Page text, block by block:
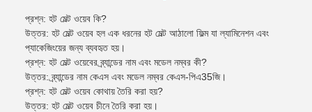
প্রশ্ন: হট মেল্ট ওয়েব কি?
উত্তর: হট মেল্ট ওয়েব হল এক ধরনের হট মেল্ট আঠালো ফিল্ম যা ল্যামিনেশন এবং
প্যাকেজিংয়ের জন্য ব্যবহৃত হয়।
প্রশ্ন: হট মেল্ট ওয়েবের ব্র্যান্ডের নাম এবং মডেল নম্বর কী?
উত্তর: ব্র্যান্ডের নাম কেএস এবং মডেল নম্বর কেএস-পিএ35জি।
প্রশ্ন: হট মেল্ট ওয়েব কোথায় তৈরি করা হয়?
উত্তর: হট মেল্ট ওয়েব চীনে তৈরি করা হয়।